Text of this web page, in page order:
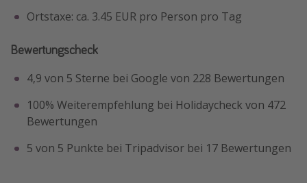
Ortstaxe: ca. 3.45 EUR pro Person pro Tag
Bewertungscheck
4,9 von 5 Sterne bei Google von 228 Bewertungen
100% Weiterempfehlung bei Holidaycheck von 472
Bewertungen
5 von 5 Punkte bei Tripadvisor bei 17 Bewertungen